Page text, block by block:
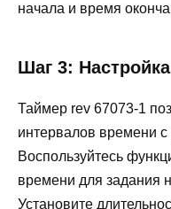
начала и время
Шаг 3:
Таймер rev 67073-1
интервалов времени
Воспользуйтесь
времени для задания
Установите